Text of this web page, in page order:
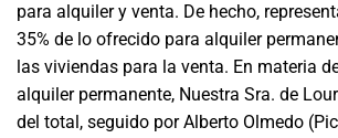
para alquiler y venta. De hecho,
35% de lo ofrecido para alquiler
las viviendas para la venta. En materia
alquiler permanente, Nuestra Sra. de
del total, seguido por Alberto Olmedo